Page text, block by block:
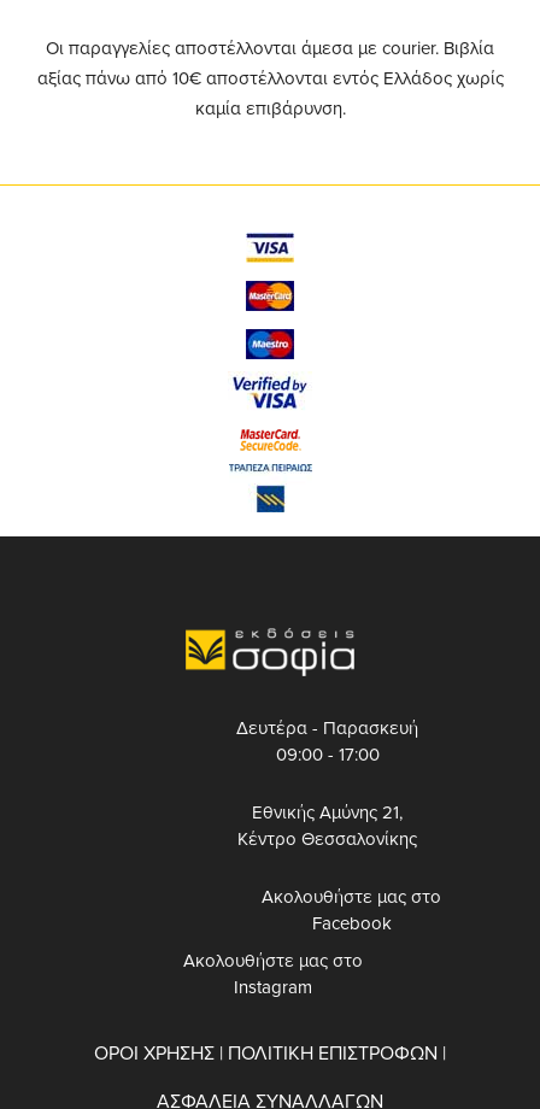
Οι παραγγελίες αποστέλλονται άμεσα με courier. Βιβλία
αξίας πάνω από 10€ αποστέλλονται εντός Ελλάδος χωρίς
καμία επιβάρυνση.
Δευτέρα - Παρασκευή
09:00 - 17:00
Εθνικής Αμύνης 21,
Κέντρο Θεσσαλονίκης
Ακολουθήστε μας στο
Facebook
Ακολουθήστε μας στο
Instagram
ΟΡΟΙ ΧΡΗΣΗΣ | ΠΟΛΙΤΙΚΗ ΕΠΙΣΤΡΟΦΩΝ |
ΑΣΦΑΛΕΙΑ ΣΥΝΑΛΛΑΓΩΝ